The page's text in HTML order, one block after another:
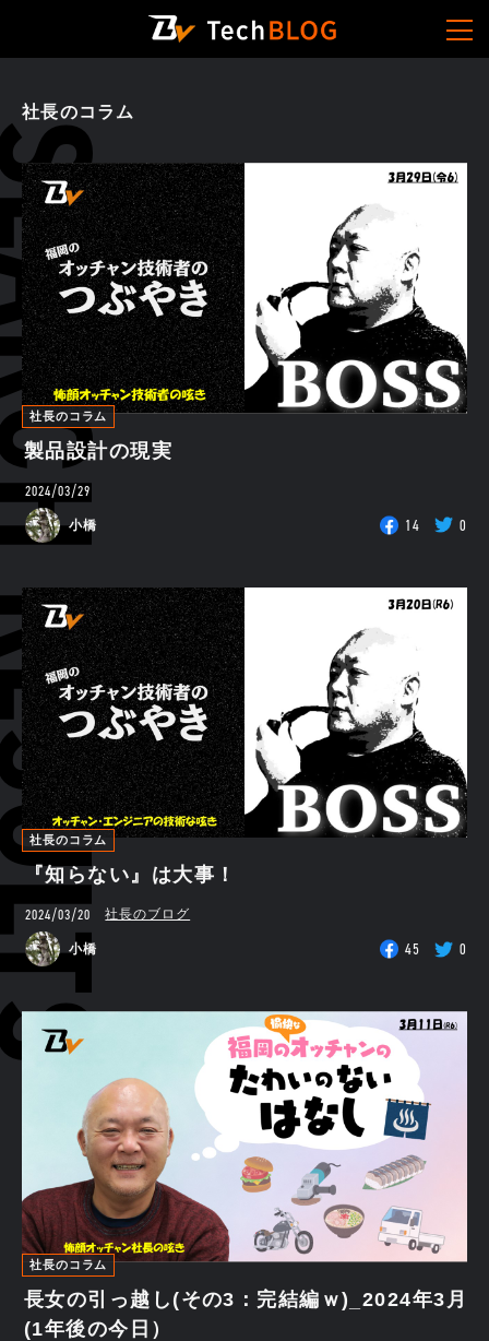
社長のコラム
社長のコラム
製品設計の現実
2024/03/29
小橋 14 0
社長のコラム
『知らない』は大事！
2024/03/20 社長のブログ
小橋 45 0
社長のコラム
長女の引っ越し(その3：完結編ｗ)_2024年3月
(1年後の今日）